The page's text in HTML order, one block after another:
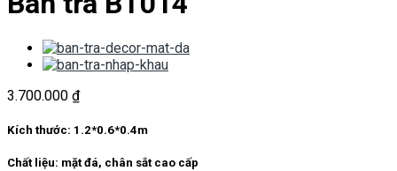
3.700.000 ₫
Kích thước: 1.2*0.6*0.4m
Chất liệu: mặt đá, chân sắt cao cấp